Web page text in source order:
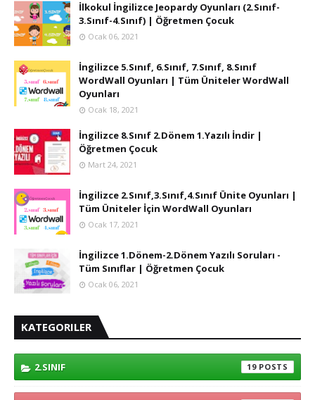
İlkokul İngilizce Jeopardy Oyunları (2.Sınıf-
3.Sınıf-4.Sınıf) | Öğretmen Çocuk
Ocak 06, 2021
İngilizce 5.Sınıf, 6.Sınıf, 7.Sınıf, 8.Sınıf
WordWall Oyunları | Tüm Üniteler WordWall
Oyunları
Ocak 18, 2021
İngilizce 8.Sınıf 2.Dönem 1.Yazılı İndir |
Öğretmen Çocuk
Mart 24, 2021
İngilizce 2.Sınıf,3.Sınıf,4.Sınıf Ünite Oyunları |
Tüm Üniteler İçin WordWall Oyunları
Ocak 17, 2021
İngilizce 1.Dönem-2.Dönem Yazılı Soruları -
Tüm Sınıflar | Öğretmen Çocuk
Ocak 06, 2021
KATEGORILER
2.SINIF 19